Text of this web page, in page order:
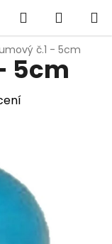
Hledat
KOŠÍK
č.1 - 5cm
5cm